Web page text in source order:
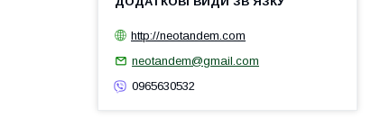
http://neotandem.com
neotandem@gmail.com
0965630532